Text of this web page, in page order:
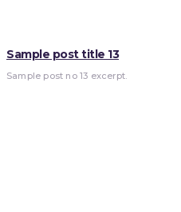
Sample post title 13
Sample post no 13 excerpt.